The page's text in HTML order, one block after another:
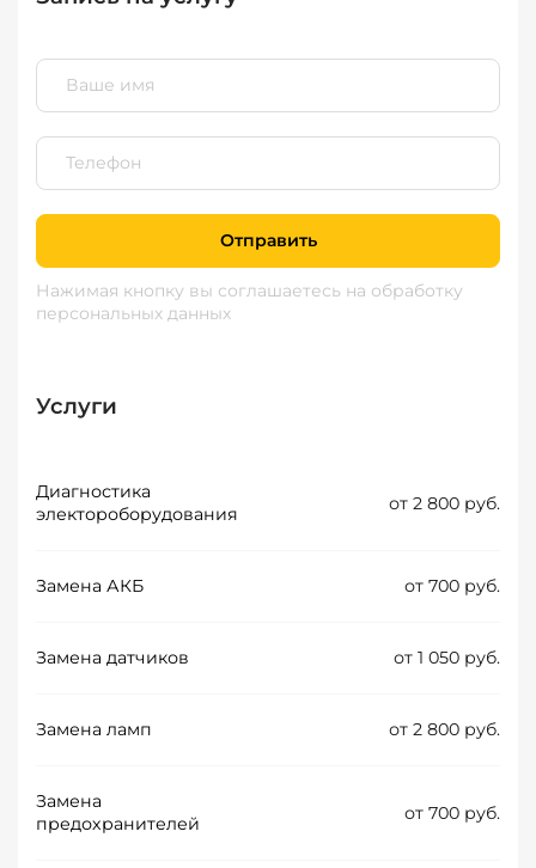
Отправить
Нажимая кнопку вы соглашаетесь на обработку
персональных данных
Услуги
Диагностика
электороборудования
от 2 800 руб.
Замена АКБ от 700 руб.
Замена датчиков от 1 050 руб.
Замена ламп от 2 800 руб.
Замена
предохранителей
от 700 руб.